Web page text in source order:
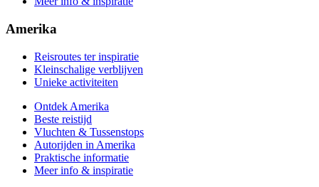
Amerika
Reisroutes ter inspiratie
Kleinschalige verblijven
Unieke activiteiten
Ontdek Amerika
Beste reistijd
Vluchten & Tussenstops
Autorijden in Amerika
Praktische informatie
Meer info & inspiratie